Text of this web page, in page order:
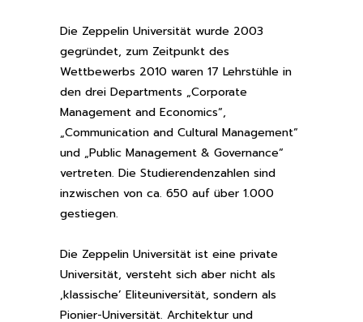
Die Zeppelin Universität wurde 2003
gegründet, zum Zeitpunkt des
Wettbewerbs 2010 waren 17 Lehrstühle in
den drei Departments „Corporate
Management and Economics“,
„Communication and Cultural Management“
und „Public Management & Governance“
vertreten. Die Studierendenzahlen sind
inzwischen von ca. 650 auf über 1.000
gestiegen.
Die Zeppelin Universität ist eine private
Universität, versteht sich aber nicht als
‚klassische’ Eliteuniversität, sondern als
Pionier-Universität. Architektur und